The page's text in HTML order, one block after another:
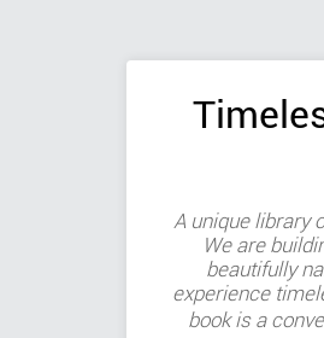
A unique library
We are
beautifully
experience
book is a